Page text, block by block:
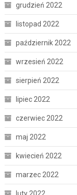
grudzień 2022
listopad 2022
październik 2022
wrzesień 2022
sierpień 2022
lipiec 2022
czerwiec 2022
maj 2022
kwiecień 2022
marzec 2022